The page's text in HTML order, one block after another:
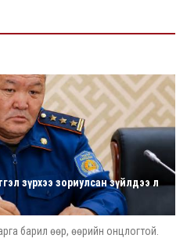
зүрхээ зориулсан зүйлдээ л
барил өөр, өөрийн онцлогтой.